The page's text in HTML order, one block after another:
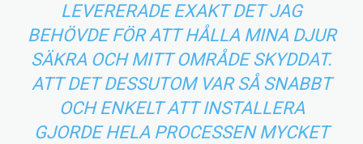
LEVERERADE EXAKT DET JAG
BEHÖVDE FÖR ATT HÅLLA MINA DJUR
SÄKRA OCH MITT OMRÅDE SKYDDAT.
ATT DET DESSUTOM VAR SÅ SNABBT
OCH ENKELT ATT INSTALLERA
GJORDE HELA PROCESSEN MYCKET